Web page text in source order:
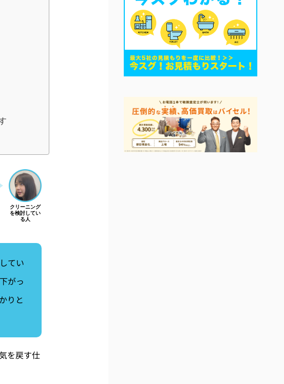
てい
がっ
りと
を戻す仕